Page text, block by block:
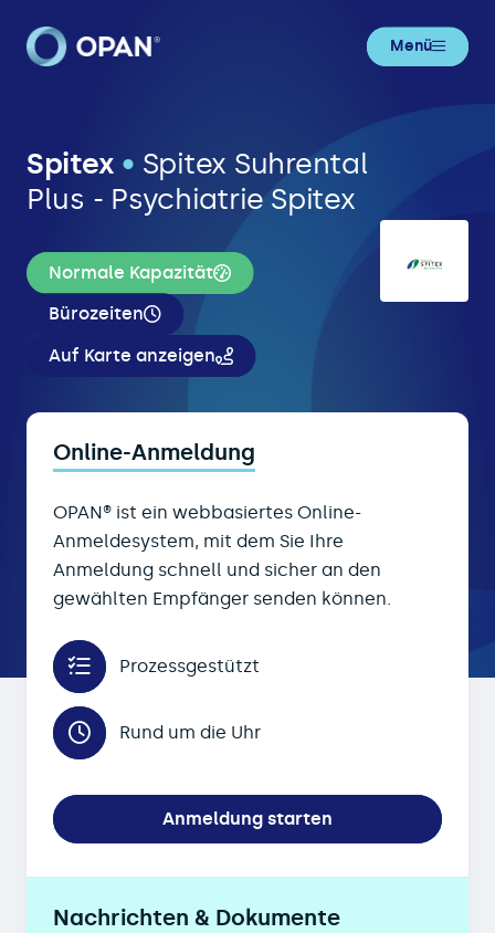
Menü
Spitex • Spitex Suhrental
Plus - Psychiatrie Spitex
Normale Kapazität
Bürozeiten
Auf Karte anzeigen
Online-Anmeldung
OPAN® ist ein webbasiertes Online-
Anmeldesystem, mit dem Sie Ihre
Anmeldung schnell und sicher an den
gewählten Empfänger senden können.
Prozessgestützt
Rund um die Uhr
Anmeldung starten
Nachrichten & Dokumente